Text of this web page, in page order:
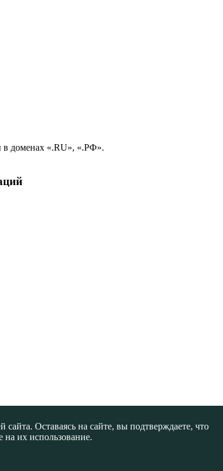
в доменах «.RU», «.РФ».
Оставаясь на сайте, вы подтверждаете, что
на их использование.